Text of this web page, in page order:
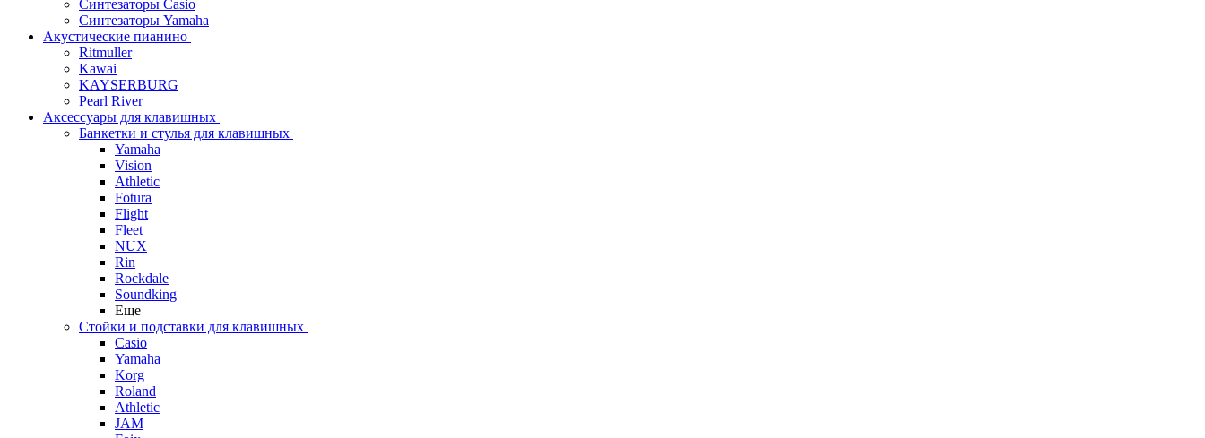
Синтезаторы Casio
Синтезаторы Yamaha
Акустические пианино
Ritmuller
Kawai
KAYSERBURG
Pearl River
Аксессуары для клавишных
Банкетки и стулья для клавишных
Yamaha
Vision
Athletic
Fotura
Flight
Fleet
NUX
Rin
Rockdale
Soundking
Еще
Стойки и подставки для клавишных
Casio
Yamaha
Korg
Roland
Athletic
JAM